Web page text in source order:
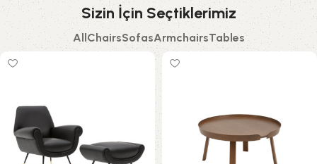
Sizin İçin Seçtiklerimiz
AllChairsSofasArmchairsTables